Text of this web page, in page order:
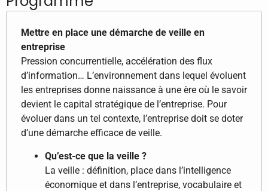
Mettre en place une démarche de veille en
entreprise
Pression concurrentielle, accélération des flux
d’information… L’environnement dans lequel évoluent
les entreprises donne naissance à une ère où le savoir
devient le capital stratégique de l’entreprise. Pour
évoluer dans un tel contexte, l’entreprise doit se doter
d’une démarche efficace de veille.
Qu’est-ce que la veille ?
La veille : définition, place dans l’intelligence
économique et dans l’entreprise, vocabulaire et